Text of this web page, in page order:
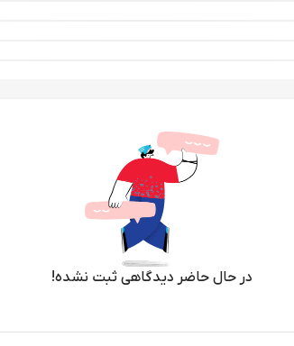
در حال حاضر دیدگاهی ثبت نشده!